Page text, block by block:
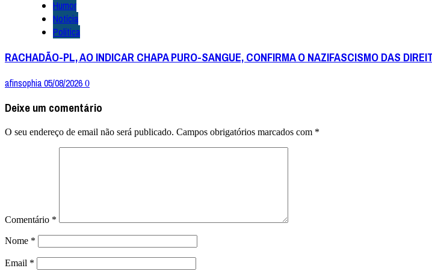
Humor
Notícia
Política
RACHADÃO-PL, AO INDICAR CHAPA PURO-SANGUE, CONFIRMA O NAZIFASCISMO DAS
afinsophia05/08/2026 0
Deixe um comentário
O seu endereço de email não será publicado. Campos obrigatórios marcados com *
Comentário *
Nome *
Email *